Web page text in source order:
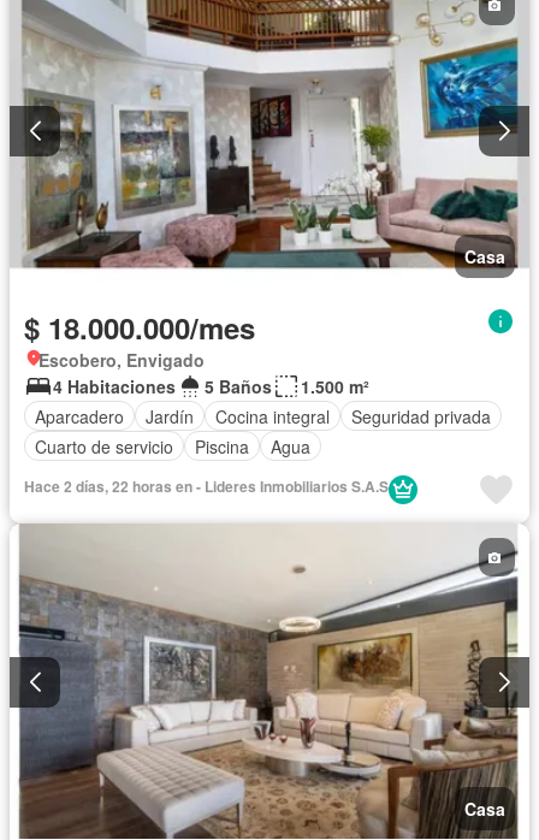
Casa
$ 18.000.000/mes
Escobero, Envigado
4 Habitaciones
5 Baños
1.500 m²
Aparcadero
Jardín Cocina integral
Seguridad privada
Cuarto de servicio
Piscina Agua
Hace 2 días, 22 horas en - Lideres Inmobiliarios S.A.S
Casa